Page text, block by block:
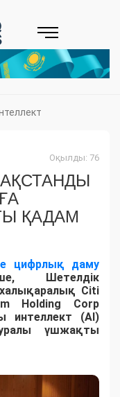
Оқылды: 76
ҚАДАМ
цифрлық даму
Шетелдік
Citi
Holding Corp
интеллект (AI)
үшжақты